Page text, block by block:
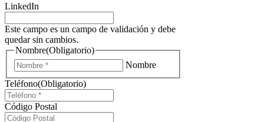
LinkedIn
Este campo es un campo de validación y debe
quedar sin cambios.
Nombre(Obligatorio)
Nombre
Teléfono(Obligatorio)
Código Postal